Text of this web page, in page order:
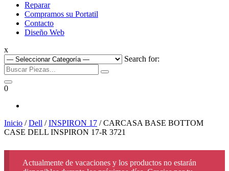
Reparar
Compramos su Portatil
Contacto
Diseño Web
x
Search for:
0
Inicio /Dell /INSPIRON 17 / CARCASA BASE BOTTOM
CASE DELL INSPIRON 17-R 3721
Actualmente de vacaciones y los productos no estarán